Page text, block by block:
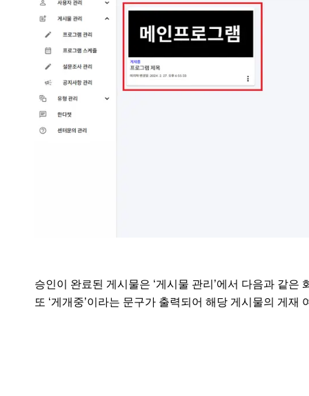
승인이 완료된 게시물은 ‘게시물 관리’에서 다음과 같은
또 ‘게개중’이라는 문구가 출력되어 해당 게시물의 게재